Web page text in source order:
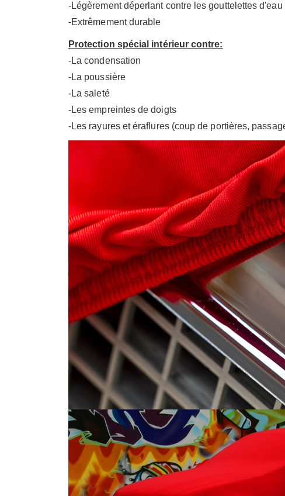
-Légèrement déperlant contre les gouttelettes d'eau
-Extrêmement durable
Protection spécial intérieur contre:
-La condensation
-La poussière
-La saleté
-Les empreintes de doigts
-Les rayures et éraflures (coup de portières,